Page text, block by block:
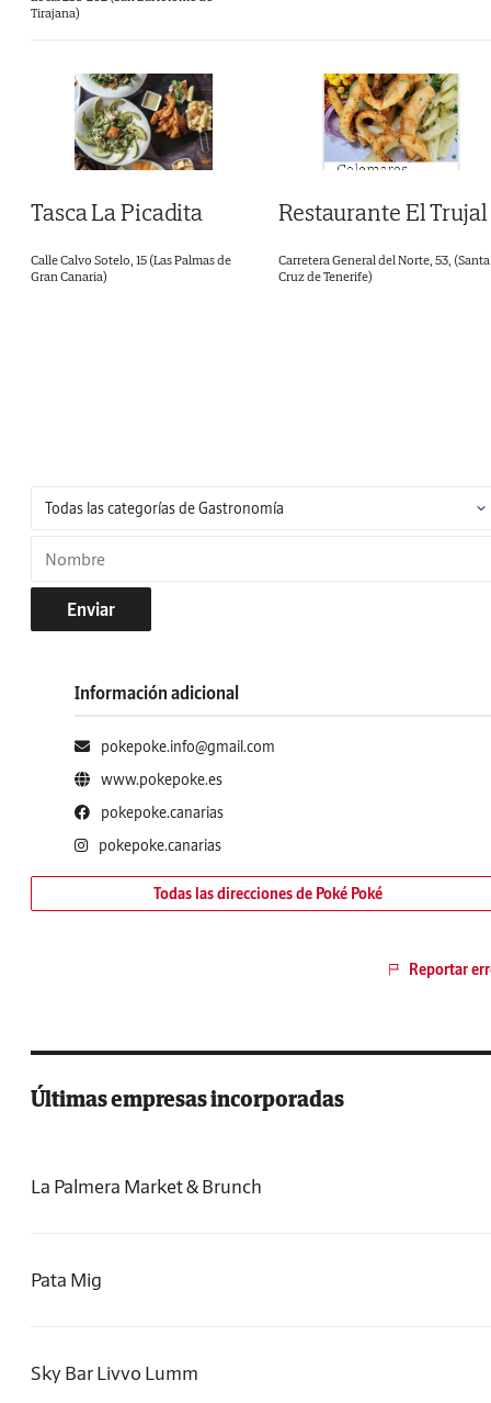
Tirajana)
Tasca La Picadita
Calle Calvo Sotelo, 15 (Las Palmas de
Gran Canaria)
Restaurante El Trujal
Carretera General del Norte, 53, (Santa
Cruz de Tenerife)
Enviar
Información adicional
pokepoke.info@gmail.com
www.pokepoke.es
pokepoke.canarias
pokepoke.canarias
Todas las direcciones de Poké Poké
Reportar
Últimas empresas incorporadas
La Palmera Market & Brunch
Pata Mig
Sky Bar Livvo Lumm